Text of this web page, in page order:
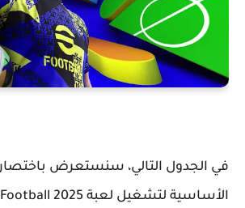
في الجدول التالي، سنستعرض